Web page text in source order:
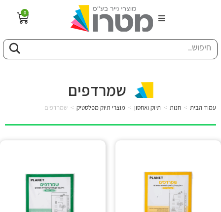
0
שמרדפים
עמוד הבית > חנות > תיוק ואחסון > מוצרי תיוק מפלסטיק > שמרדפים